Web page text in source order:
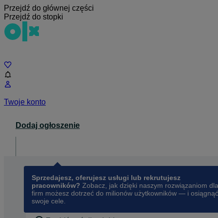
Przejdź do głównej części
Przejdź do stopki
Twoje konto
Dodaj ogłoszenie
Sprzedajesz, oferujesz usługi lub rekrutujesz
pracowników? Zobacz, jak dzięki naszym rozwiązaniom dla
firm możesz dotrzeć do milionów użytkowników — i osiągnąć
swoje cele.